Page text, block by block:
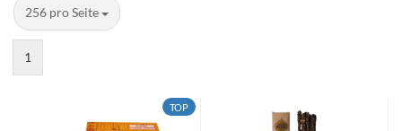
256 pro Seite
pro Seite
1
TOP